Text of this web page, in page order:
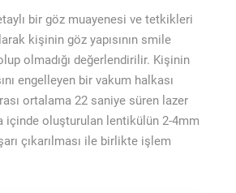
bir göz muayenesi ve tetkikleri
kişinin göz yapısının smile
olmadığı değerlendirilir. Kişinin
engelleyen bir vakum halkası
ortalama 22 saniye süren lazer
içinde oluşturulan lentikülün 2-4mm
çıkarılması ile birlikte işlem